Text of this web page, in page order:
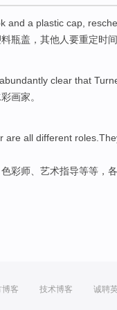
and a plastic cap,
瓶盖 ，其他人要重定时间
clear that
画家。
are all different
彩师 艺术指导等等，
博客 技术博客 诚聘